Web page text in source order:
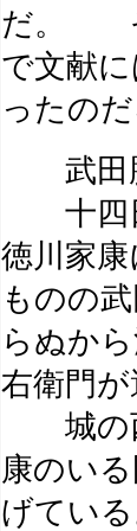
だ。
で文献
ったのだ
武田勝
十四日
徳川家
ものの
らぬか
右衛門
城の西
康のい
げてい